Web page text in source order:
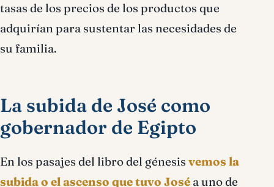
tasas de los precios de los productos que
adquirían para sustentar las necesidades de
su familia.
La subida de José como
gobernador de Egipto
En los pasajes del libro del génesis vemos la
subida o el ascenso que tuvo José a uno de